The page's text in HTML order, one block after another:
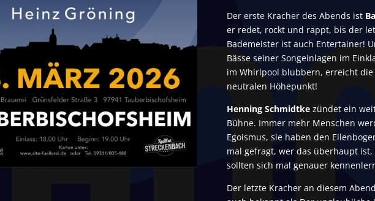
Der erste Kracher des Abends ist
er redet, rockt und rappt, bis der
Bademeister ist auch Entertainer!
Bässe seiner Songeinlagen im
im Whirlpool blubbern, erreicht
neutralen Höhepunkt!
Henning Schmidtke zündet ein
Bühne. Immer mehr Menschen
Egoismus, sie haben den
mal gefragt, wer das überhaupt ist,
sollten sich mal genauer
Der letzte Kracher an diesem